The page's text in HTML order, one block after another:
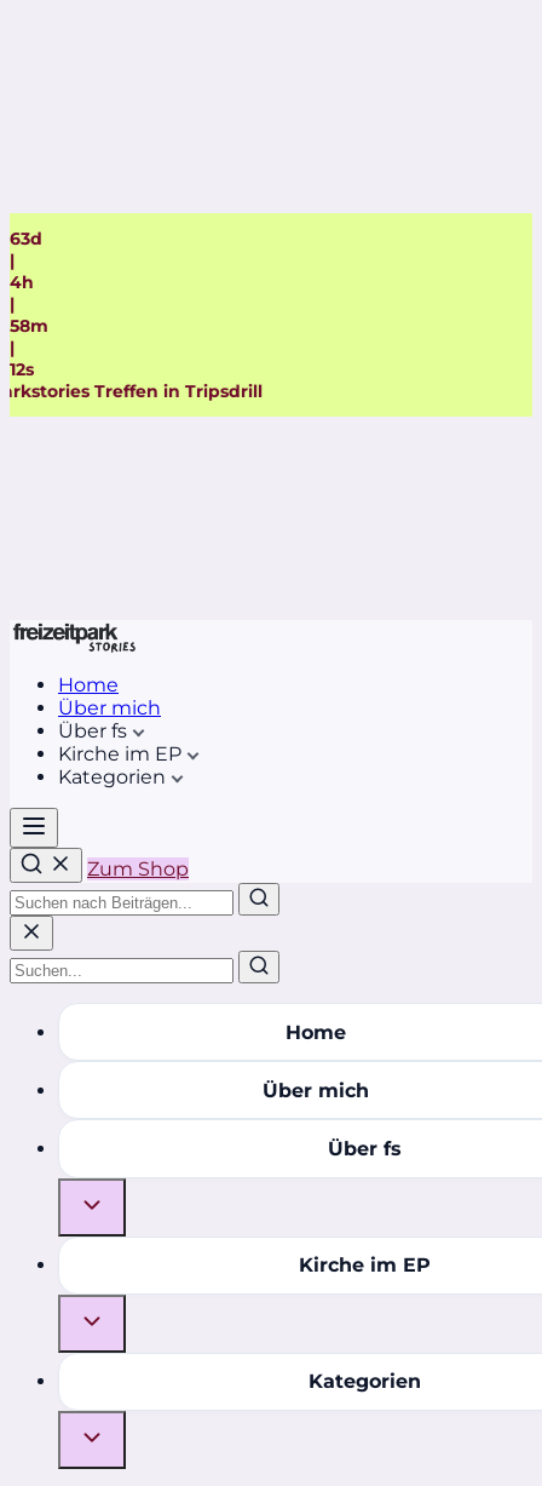
63d
|
4h
|
58m
|
9s
Home
Über mich
Über fs
Kirche im EP
Kategorien
Zum Shop
Home
Über mich
Über fs
Kirche im EP
Kategorien